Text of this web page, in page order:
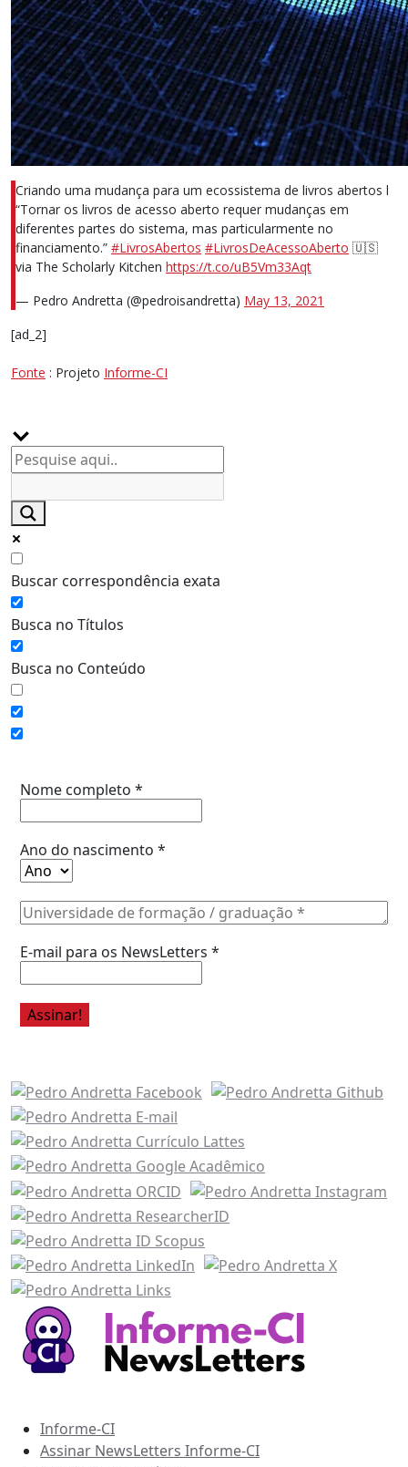
Criando uma mudança para um ecossistema de livros abertos l
“Tornar os livros de acesso aberto requer mudanças em
diferentes partes do sistema, mas particularmente no
financiamento.” #LivrosAbertos #LivrosDeAcessoAberto 🇺🇸
via The Scholarly Kitchen https://t.co/uB5Vm33Aqt
— Pedro Andretta (@pedroisandretta) May 13, 2021
[ad_2]
Fonte : Projeto Informe-CI
Buscar correspondência exata
Busca no Títulos
Busca no Conteúdo
Nome completo *
Ano do nascimento *
E-mail para os NewsLetters *
Informe-CI
Assinar NewsLetters Informe-CI